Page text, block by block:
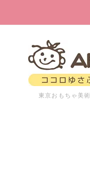
東京おもちゃ美